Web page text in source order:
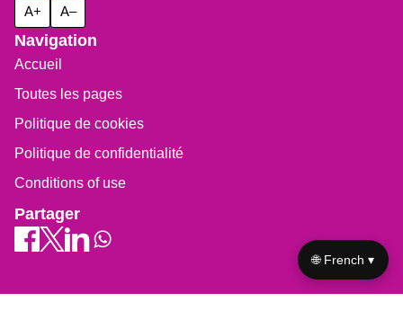
A+ A–
Navigation
Accueil
Toutes les pages
Politique de cookies
Politique de confidentialité
Conditions of use
Partager
🌐 French ▾